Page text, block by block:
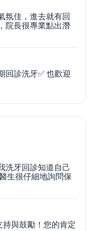
氛佳，進去就有回
院長很專業點出潛
回診洗牙✅ 也歡迎
洗牙回診知道自己
生很仔細地詢問保
持與鼓勵！您的肯定